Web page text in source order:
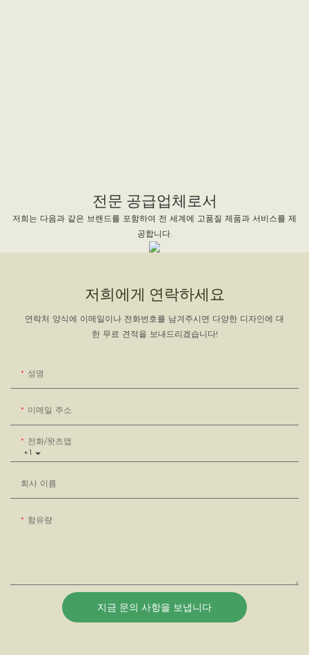
전문 공급업체로서
저희는 다음과 같은 브랜드를 포함하여 전 세계에 고품질 제품과 서비스를 제
공합니다.
저희에게 연락하세요
연락처 양식에 이메일이나 전화번호를 남겨주시면 다양한 디자인에 대
한 무료 견적을 보내드리겠습니다!
성명
이메일 주소
+1
전화/왓츠앱
회사 이름
함유량
지금 문의 사항을 보냅니다